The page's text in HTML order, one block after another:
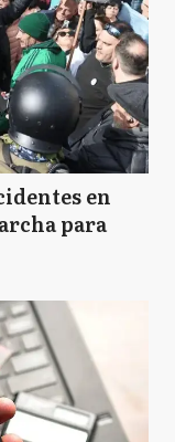
en
para